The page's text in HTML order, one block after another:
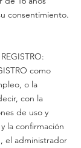
consentimiento.
como
o la
con la
de uso y
la confirmación
el administrador